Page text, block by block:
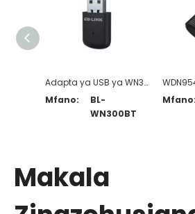
Adapta ya USB ya WN300BT Nano Wi-Fi+BT4.0
Mfano:
BL-
WN300BT
Mfano:
Makala